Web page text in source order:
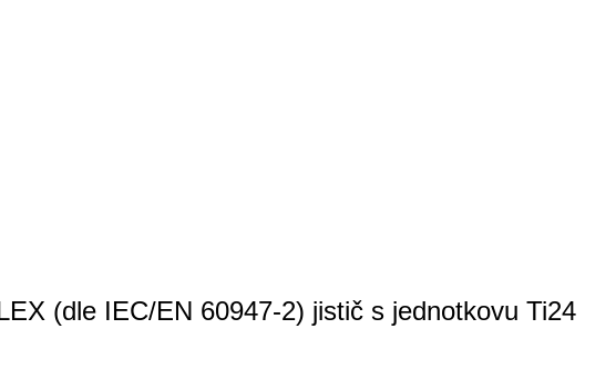
(dle IEC/EN 60947-2) jistič s jednotkovu Ti24